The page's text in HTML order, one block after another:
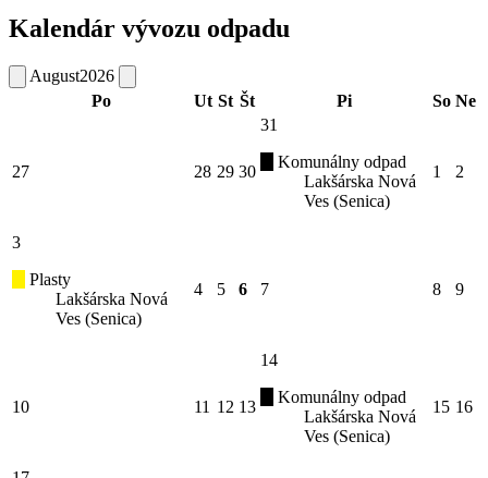
Kalendár vývozu odpadu
August2026
Po
Ut St Št Pi So Ne
27 28 29 30
31
Komunálny odpad
Lakšárska Nová
Ves (Senica)
1 2
3
Plasty
Lakšárska Nová
Ves (Senica)
4 5 6 7 8 9
10 11 12 13
14
Komunálny odpad
Lakšárska Nová
Ves (Senica)
15 16